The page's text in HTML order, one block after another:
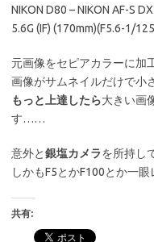
NIKON D80 – NIKON AF-S
5.6G (IF) (170mm)(F5.6-1/
元画像をセピアカラーに加
画像がサムネイルだけで小
もっと上達したら大きい画
す……
意外と銀塩カメラを所持し
しかもF5とかF100とか一眼
共有: